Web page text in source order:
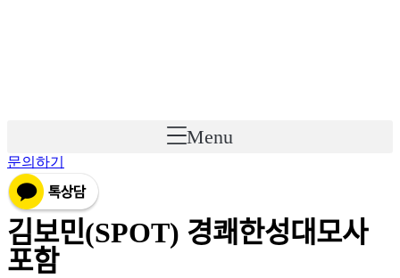
Menu
문의하기
김보민(SPOT) 경쾌한성대모사
포함